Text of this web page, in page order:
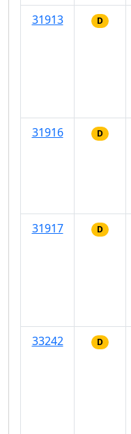
31913
D
31916
D
31917
D
33242
D